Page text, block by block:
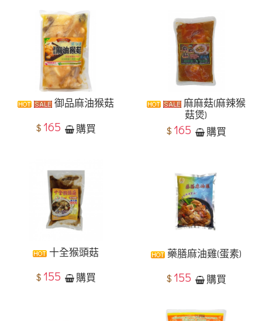
御品麻油猴菇
$ 165 購買
麻麻菇(麻辣猴
菇煲)
$ 165 購買
十全猴頭菇
$ 155 購買
藥膳麻油雞(蛋素)
$ 155 購買